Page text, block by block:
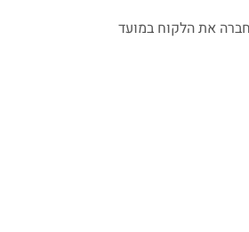
את הלקוח במועד